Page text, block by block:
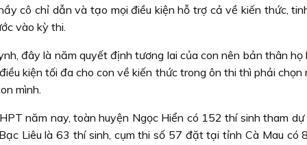
cô chỉ dẫn và tạo mọi điều kiện hỗ trợ cả về kiến thức,
vào kỳ thi.
đây là năm quyết định tương lai của con nên bản thân họ
kiện tối đa cho con về kiến thức trong ôn thi thì phải chọn
mình.
năm nay, toàn huyện Ngọc Hiển có 152 thí sinh tham
Liêu là 63 thí sinh, cụm thi số 57 đặt tại tỉnh Cà Mau có